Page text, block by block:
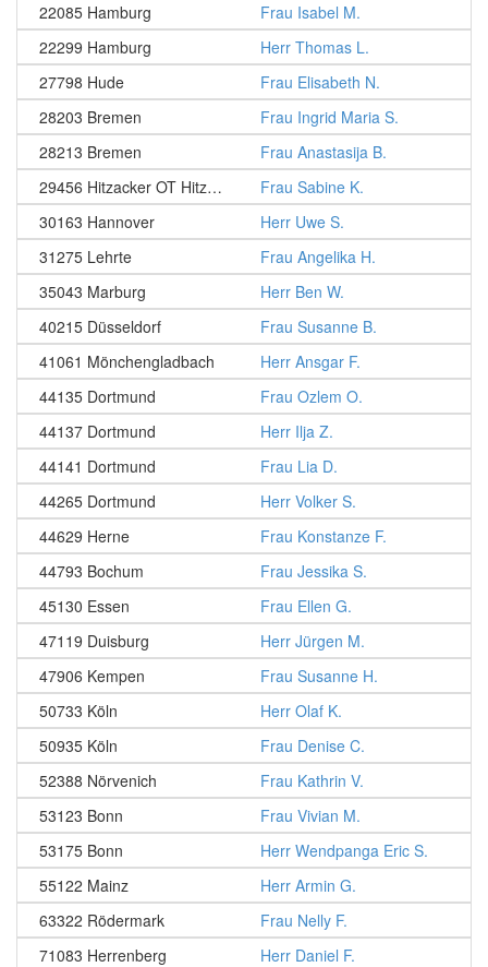
22085 Hamburg
Frau Isabel M.
22299 Hamburg
Herr Thomas L.
27798 Hude
Frau Elisabeth N.
28203 Bremen
Frau Ingrid Maria S.
28213 Bremen
Frau Anastasija B.
29456 Hitzacker OT Hitzacker
Frau Sabine K.
30163 Hannover
Herr Uwe S.
31275 Lehrte
Frau Angelika H.
35043 Marburg
Herr Ben W.
40215 Düsseldorf
Frau Susanne B.
41061 Mönchengladbach
Herr Ansgar F.
44135 Dortmund
Frau Ozlem O.
44137 Dortmund
Herr Ilja Z.
44141 Dortmund
Frau Lia D.
44265 Dortmund
Herr Volker S.
44629 Herne
Frau Konstanze F.
44793 Bochum
Frau Jessika S.
45130 Essen
Frau Ellen G.
47119 Duisburg
Herr Jürgen M.
47906 Kempen
Frau Susanne H.
50733 Köln
Herr Olaf K.
50935 Köln
Frau Denise C.
52388 Nörvenich
Frau Kathrin V.
53123 Bonn
Frau Vivian M.
53175 Bonn
Herr Wendpanga Eric S.
55122 Mainz
Herr Armin G.
63322 Rödermark
Frau Nelly F.
71083 Herrenberg
Herr Daniel F.